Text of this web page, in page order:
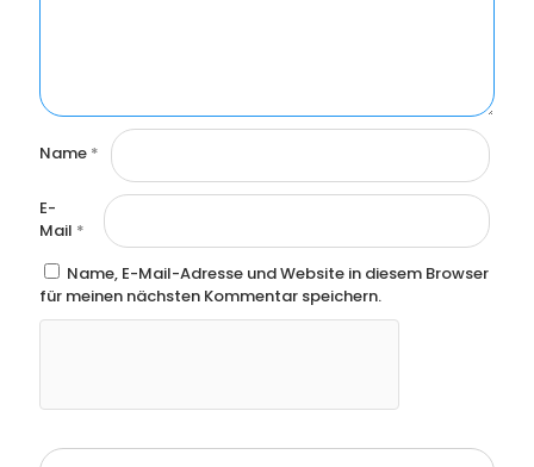
Name *
E-
Mail *
Name, E-Mail-Adresse und Website in diesem Browser
für meinen nächsten Kommentar speichern.